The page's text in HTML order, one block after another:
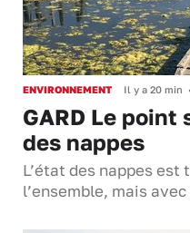
ENVIRONNEMENT Il y a 20 min
GARD Le point
des nappes
L’état des nappes
l’ensemble, mais